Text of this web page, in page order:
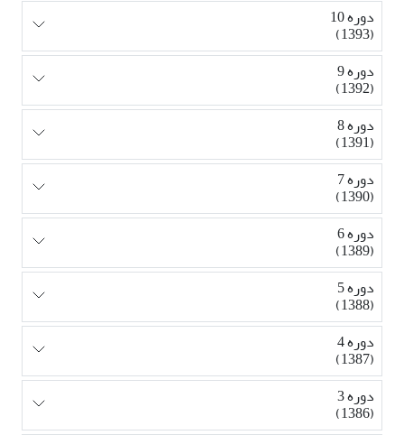
دوره 10
(1393)
دوره 9
(1392)
دوره 8
(1391)
دوره 7
(1390)
دوره 6
(1389)
دوره 5
(1388)
دوره 4
(1387)
دوره 3
(1386)